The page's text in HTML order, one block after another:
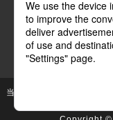
テレビ朝日
当社が著作権、著作隣接